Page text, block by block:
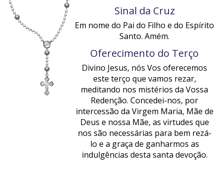
Sinal da Cruz
Em nome do Pai do Filho e do Espírito
Santo. Amém.
Oferecimento do Terço
Divino Jesus, nós Vos oferecemos
este terço que vamos rezar,
meditando nos mistérios da Vossa
Redenção. Concedei-nos, por
intercessão da Virgem Maria, Mãe de
Deus e nossa Mãe, as virtudes que
nos são necessárias para bem rezá-
lo e a graça de ganharmos as
indulgências desta santa devoção.